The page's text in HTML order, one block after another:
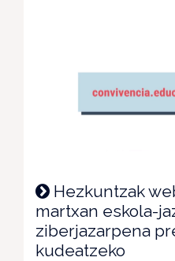
Hezkuntzak
martxan eskola-
ziberjazarpena
kudeatzeko